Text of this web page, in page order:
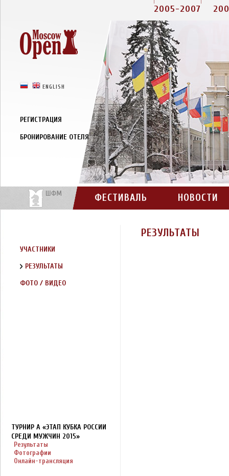
2005-2007
РУССКИЙENGLISH
РЕГИСТРАЦИЯ
БРОНИРОВАНИЕ ОТЕЛЯ
ФЕСТИВАЛЬ НОВОСТИ
УЧАСТНИКИ
РЕЗУЛЬТАТЫ
ФОТО / ВИДЕО
ТУРНИР A «ЭТАП КУБКА РОССИИ
СРЕДИ МУЖЧИН 2015»
Результаты
Фотографии
Онлайн-трансляция
РЕЗУЛЬТАТЫ